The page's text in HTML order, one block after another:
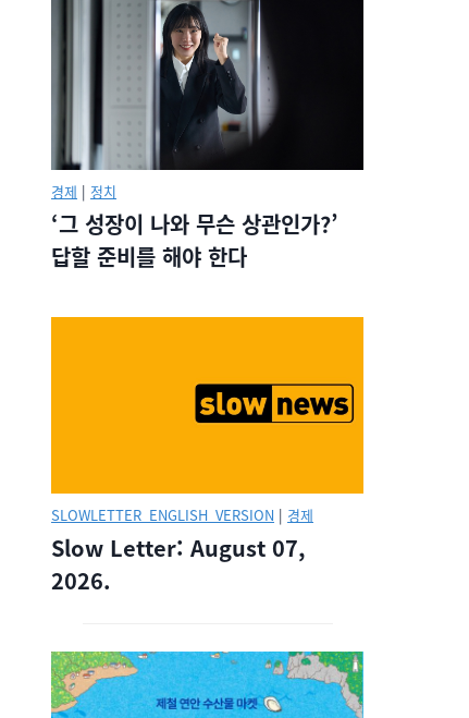
경제 | 정치
‘그 성장이 나와 무슨 상관인가?’
답할 준비를 해야 한다
SLOWLETTER_ENGLISH_VERSION | 경제
Slow Letter: August 07,
2026.